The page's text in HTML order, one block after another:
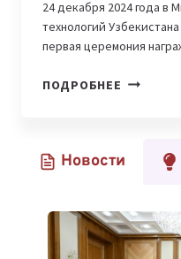
24 декабря 2024 года в
технологий
первая церемония
ПОДРОБНЕЕ КАК
YULDUZ
Новости